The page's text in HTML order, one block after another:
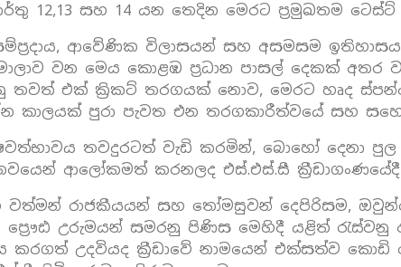
12,13 සහ 14 යන තෙදින මෙරට ප්‍රමුඛතම
ආවේණික විලාසයන් සහ අසමසම
වන මෙය කොළඹ ප්‍රධාන පාසල් දෙකක්
එක් ක්‍රිකට් තරගයක් නොව, මෙරට හෘද
කාලයක් පුරා පැවත එන තරගකාරීත්වයේ සහ
තවදුරටත් වැඩි කරමින්, බොහෝ දෙනා පුල
ආලෝකමත් කරනලද එස්.එස්.සී
රාජකීයයන් සහ තෝමසුවන් දෙපිරිසම,
ප්‍රෞඪ උරුමයන් සමරනු පිණිස මෙහිදී යළිත්
කරගත් උදවියද ක්‍රීඩාවේ නාමයෙන් එක්සත්ව